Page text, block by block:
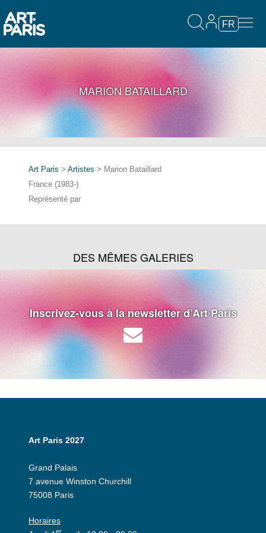
FR
MARION BATAILLARD
Art Paris > Artistes > Marion Bataillard
France (1983-)
Représenté par
DES MÊMES GALERIES
Inscrivez-vous à la newsletter d’Art Paris
Art Paris 2027
Grand Palais
7 avenue Winston Churchill
75008 Paris
Horaires
er